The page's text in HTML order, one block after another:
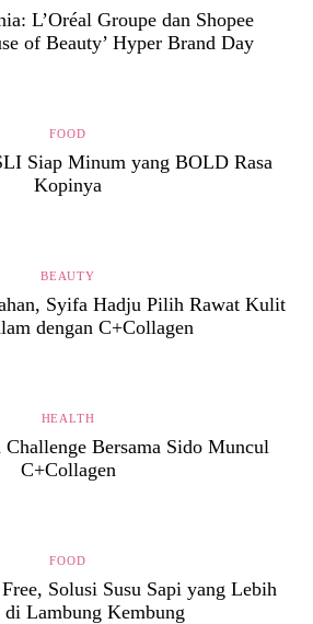
L’Oréal Groupe dan Shopee
of Beauty’ Hyper Brand Day
FOOD
Siap Minum yang BOLD Rasa
Kopinya
BEAUTY
Syifa Hadju Pilih Rawat Kulit
dengan C+Collagen
HEALTH
Bersama Sido Muncul
C+Collagen
FOOD
Solusi Susu Sapi yang Lebih
di Lambung Kembung